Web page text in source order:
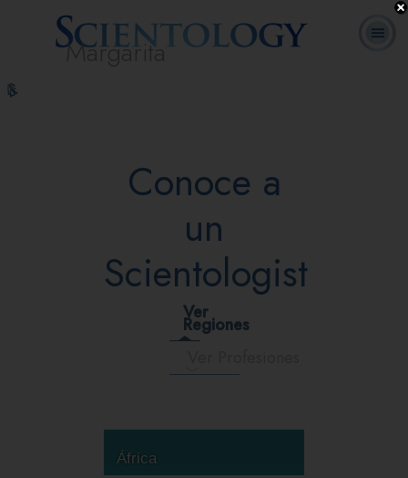
Margarita
L. Ronald
Hubbard
Conoce a
un
Scientologist
Ver
Regiones
África